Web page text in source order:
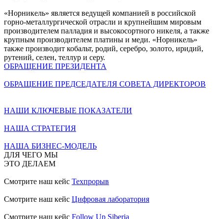
«Норникель» является ведущей компанией в российской
горно-металлургической отрасли и крупнейшим мировым
производителем палладия и высокосортного никеля, а также
крупным производителем платины и меди. «Норникель»
также производит кобальт, родий, серебро, золото, иридий,
рутений, селен, теллур и серу.
ОБРАЩЕНИЕ ПРЕЗИДЕНТА
ОБРАЩЕНИЕ ПРЕДСЕДАТЕЛЯ СОВЕТА ДИРЕКТОРОВ
НАШИ КЛЮЧЕВЫЕ ПОКАЗАТЕЛИ
НАША СТРАТЕГИЯ
НАША БИЗНЕС-МОДЕЛЬ
ДЛЯ ЧЕГО МЫ
ЭТО ДЕЛАЕМ
Смотрите наш кейс Техпрорыв
Смотрите наш кейс Цифровая лаборатория
Смотрите наш кейс Follow Up Siberia